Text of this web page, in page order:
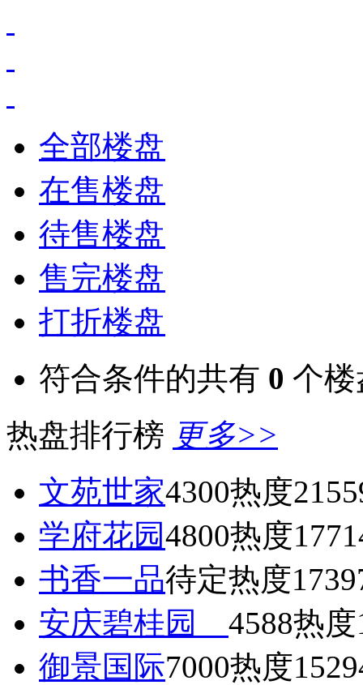
全部楼盘
在售楼盘
待售楼盘
售完楼盘
打折楼盘
符合条件的共有 0 个楼
热盘排行榜 更多>>
文苑世家4300热度
学府花园4800热度
书香一品待定热度
安庆碧桂园 4588热度
御景国际7000热度